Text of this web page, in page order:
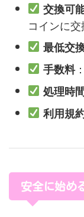
交換可
コインに
最低交
手数料
処理時
利用規
安全に始め